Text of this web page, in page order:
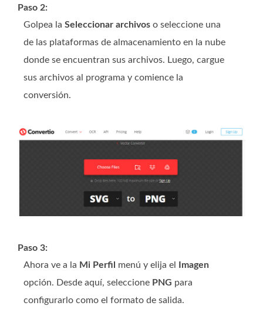
Paso 2:
Golpea la Seleccionar archivos o seleccione una
de las plataformas de almacenamiento en la nube
donde se encuentran sus archivos. Luego, cargue
sus archivos al programa y comience la
conversión.
Paso 3:
Ahora ve a la Mi Perfil menú y elija el
Imagen
opción. Desde aquí, seleccione PNG para
configurarlo como el formato de salida.